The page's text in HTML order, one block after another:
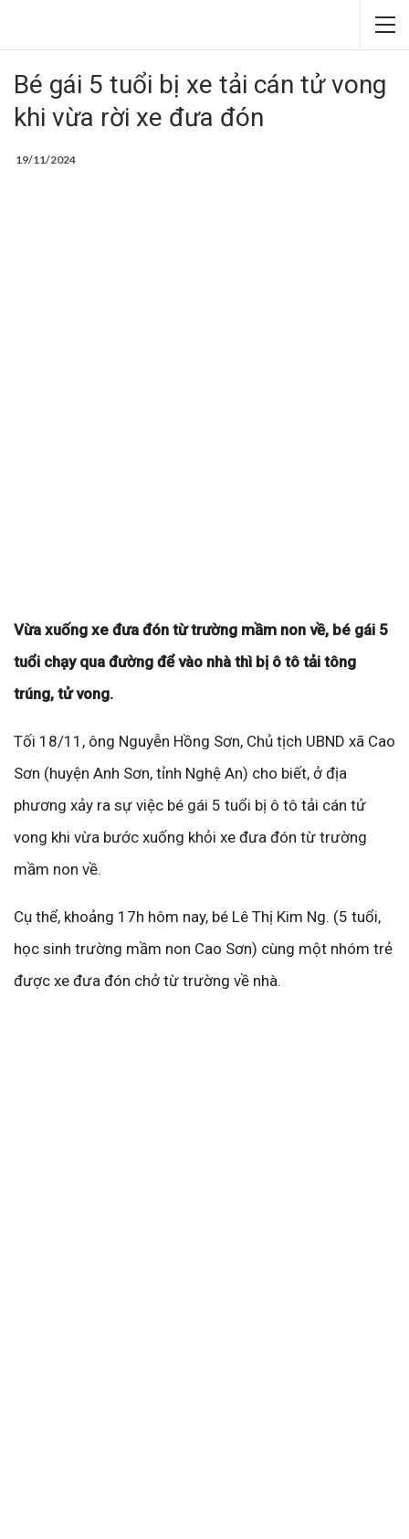
Bé gái 5 tuổi bị xe tải cán tử vong
khi vừa rời xe đưa đón
19/11/2024
Vừa xuống xe đưa đón từ trường mầm non về, bé gái 5
tuổi chạy qua đường để vào nhà thì bị ô tô tải tông
trúng, tử vong.
Tối 18/11, ông Nguyễn Hồng Sơn, Chủ tịch UBND xã Cao
Sơn (huyện Anh Sơn, tỉnh Nghệ An) cho biết, ở địa
phương xảy ra sự việc bé gái 5 tuổi bị ô tô tải cán tử
vong khi vừa bước xuống khỏi xe đưa đón từ trường
mầm non về.
Cụ thể, khoảng 17h hôm nay, bé Lê Thị Kim Ng. (5 tuổi,
học sinh trường mầm non Cao Sơn) cùng một nhóm trẻ
được xe đưa đón chở từ trường về nhà.